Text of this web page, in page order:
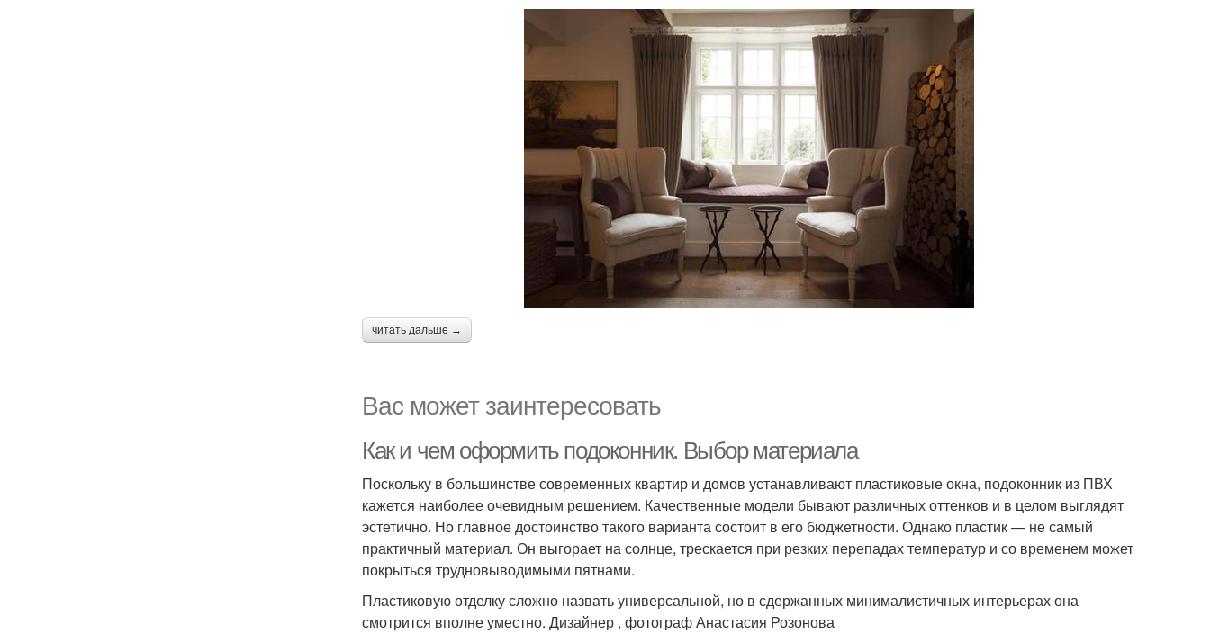
читать дальше →
Вас может заинтересовать
Как и чем оформить подоконник. Выбор материала
Поскольку в большинстве современных квартир и домов устанавливают пластиковые окна, подоконник из ПВХ
кажется наиболее очевидным решением. Качественные модели бывают различных оттенков и в целом выглядят
эстетично. Но главное достоинство такого варианта состоит в его бюджетности. Однако пластик — не самый
практичный материал. Он выгорает на солнце, трескается при резких перепадах температур и со временем может
покрыться трудновыводимыми пятнами.
Пластиковую отделку сложно назвать универсальной, но в сдержанных минималистичных интерьерах она
смотрится вполне уместно. Дизайнер , фотограф Анастасия Розонова